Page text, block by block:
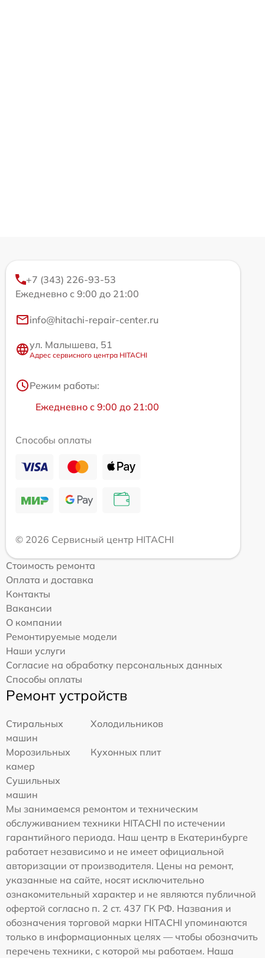
+7 (343) 226-93-53
Ежедневно с 9:00 до 21:00
info@hitachi-repair-center.ru
ул. Малышева, 51
Адрес сервисного центра HITACHI
Режим работы:
Ежедневно с 9:00 до 21:00
Способы оплаты
© 2026 Сервисный центр HITACHI
Стоимость ремонта
Оплата и доставка
Контакты
Вакансии
О компании
Ремонтируемые модели
Наши услуги
Согласие на обработку персональных данных
Способы оплаты
Ремонт устройств
Стиральных
машин
Холодильников
Морозильных
камер
Кухонных плит
Сушильных
машин
Мы занимаемся ремонтом и техническим
обслуживанием техники HITACHI по истечении
гарантийного периода. Наш центр в Екатеринбурге
работает независимо и не имеет официальной
авторизации от производителя. Цены на ремонт,
указанные на сайте, носят исключительно
ознакомительный характер и не являются публичной
офертой согласно п. 2 ст. 437 ГК РФ. Названия и
обозначения торговой марки HITACHI упоминаются
только в информационных целях — чтобы обозначить
перечень техники, с которой мы работаем. Наша